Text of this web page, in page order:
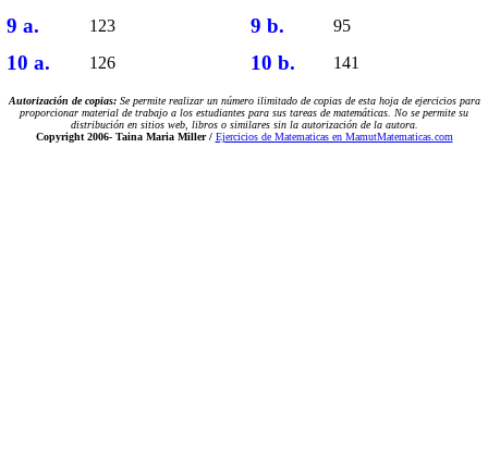
9 a. 123 9 b. 95
10 a. 126 10 b. 141
Autorización de copias: Se permite realizar un número ilimitado de copias de esta hoja de ejercicios para
proporcionar material de trabajo a los estudiantes para sus tareas de matemáticas. No se permite su
distribución en sitios web, libros o similares sin la autorización de la autora.
Copyright 2006-Taina Maria Miller / Ejercicios de Matematicas en MamutMatematicas.com